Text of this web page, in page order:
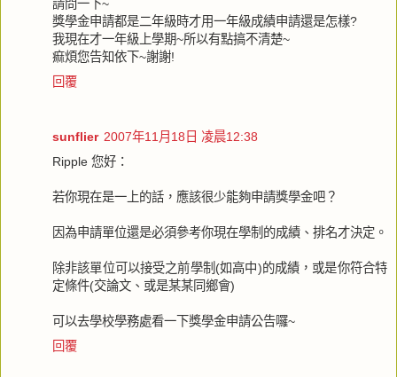
請問一下~
獎學金申請都是二年級時才用一年級成績申請還是怎樣?
我現在才一年級上學期~所以有點搞不清楚~
痲煩您告知依下~謝謝!
回覆
sunflier 2007年11月18日 凌晨12:38
Ripple 您好：
若你現在是一上的話，應該很少能夠申請獎學金吧？
因為申請單位還是必須參考你現在學制的成績、排名才決定。
除非該單位可以接受之前學制(如高中)的成績，或是你符合特
定條件(交論文、或是某某同鄉會)
可以去學校學務處看一下獎學金申請公告囉~
回覆